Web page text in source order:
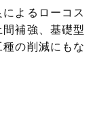
よるローコス
補強、基礎型
の削減にもな